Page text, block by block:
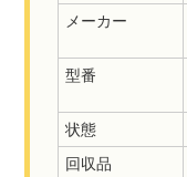
メーカー
型番
状態
回収品